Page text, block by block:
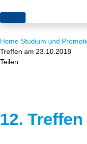
Themen
Akzeptanz
Europa
Genehmigungen
Projekte
Publikationen
Blog
Home Studium und
Treffen am 23.10.2018
Teilen
12.